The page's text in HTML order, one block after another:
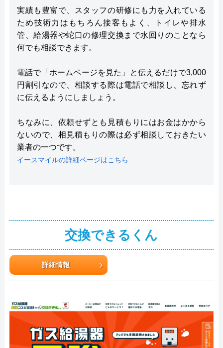
実績も豊富で、スタッフの研修にも力を入れている
ため技術力はもちろん接客もよく、トイレや排水
管、給湯器や蛇口の修理交換まで水回りのことなら
何でも相談できます。
電話で「ホームページを見た」と伝えるだけで3,000
円割引なので、相談する際は電話で相談し、忘れず
に伝えるようにしましょう。
ちなみに、依頼せずとも見積もりにはお金はかから
ないので、相見積もりの際は必ず相談しておきたい
業者の一つです。
イースマイルの詳細ページはこちら
交換できるくん
詳細情報